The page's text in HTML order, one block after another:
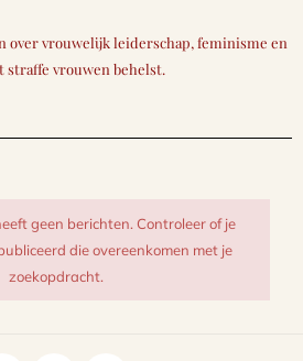
over vrouwelijk leiderschap, feminisme en
straffe vrouwen behelst.
geen berichten. Controleer of je
die overeenkomen met je
zoekopdracht.